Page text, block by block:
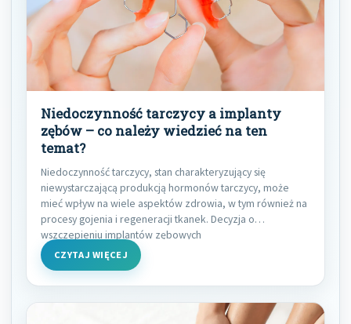
Niedoczynność tarczycy a implanty
zębów – co należy wiedzieć na ten
temat?
Niedoczynność tarczycy, stan charakteryzujący się
niewystarczającą produkcją hormonów tarczycy, może
mieć wpływ na wiele aspektów zdrowia, w tym również na
procesy gojenia i regeneracji tkanek. Decyzja o
wszczepieniu implantów zębowych
CZYTAJ WIĘCEJ